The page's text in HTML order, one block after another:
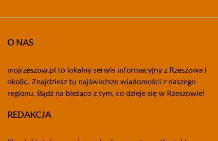
O NAS
mojrzeszow.pl to lokalny serwis informacyjny z Rzeszowa i
okolic. Znajdziesz tu najświeższe wiadomości z naszego
regionu. Bądź na bieżąco z tym, co dzieje się w Rzeszowie!
REDAKCJA